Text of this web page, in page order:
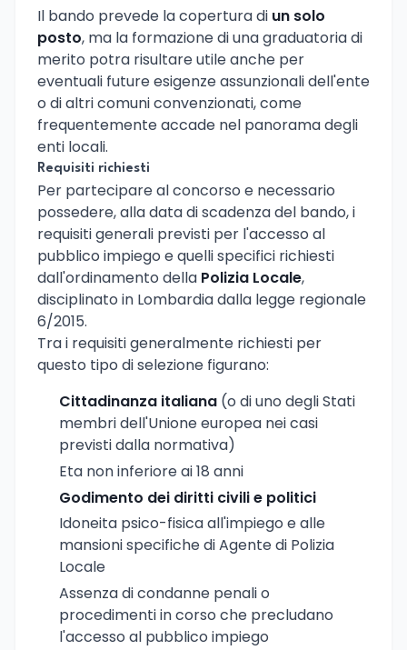
Il bando prevede la copertura di un solo
posto, ma la formazione di una graduatoria di
merito potra risultare utile anche per
eventuali future esigenze assunzionali dell'ente
o di altri comuni convenzionati, come
frequentemente accade nel panorama degli
enti locali.
Requisiti richiesti
Per partecipare al concorso e necessario
possedere, alla data di scadenza del bando, i
requisiti generali previsti per l'accesso al
pubblico impiego e quelli specifici richiesti
dall'ordinamento della Polizia Locale,
disciplinato in Lombardia dalla legge regionale
6/2015.
Tra i requisiti generalmente richiesti per
questo tipo di selezione figurano:
Cittadinanza italiana (o di uno degli Stati
membri dell'Unione europea nei casi
previsti dalla normativa)
Eta non inferiore ai 18 anni
Godimento dei diritti civili e politici
Idoneita psico-fisica all'impiego e alle
mansioni specifiche di Agente di Polizia
Locale
Assenza di condanne penali o
procedimenti in corso che precludano
l'accesso al pubblico impiego